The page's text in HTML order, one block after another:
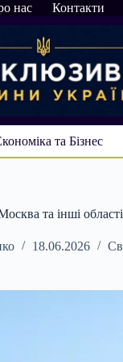
нас Контакти
та Бізнес
та інші
18.06.2026